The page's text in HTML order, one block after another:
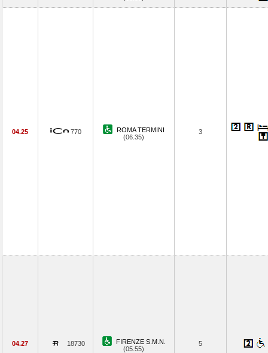
04.25 770
ROMA TERMINI
(06.35)
3
04.27 18730
FIRENZE S.M.N.
(05.55)
5